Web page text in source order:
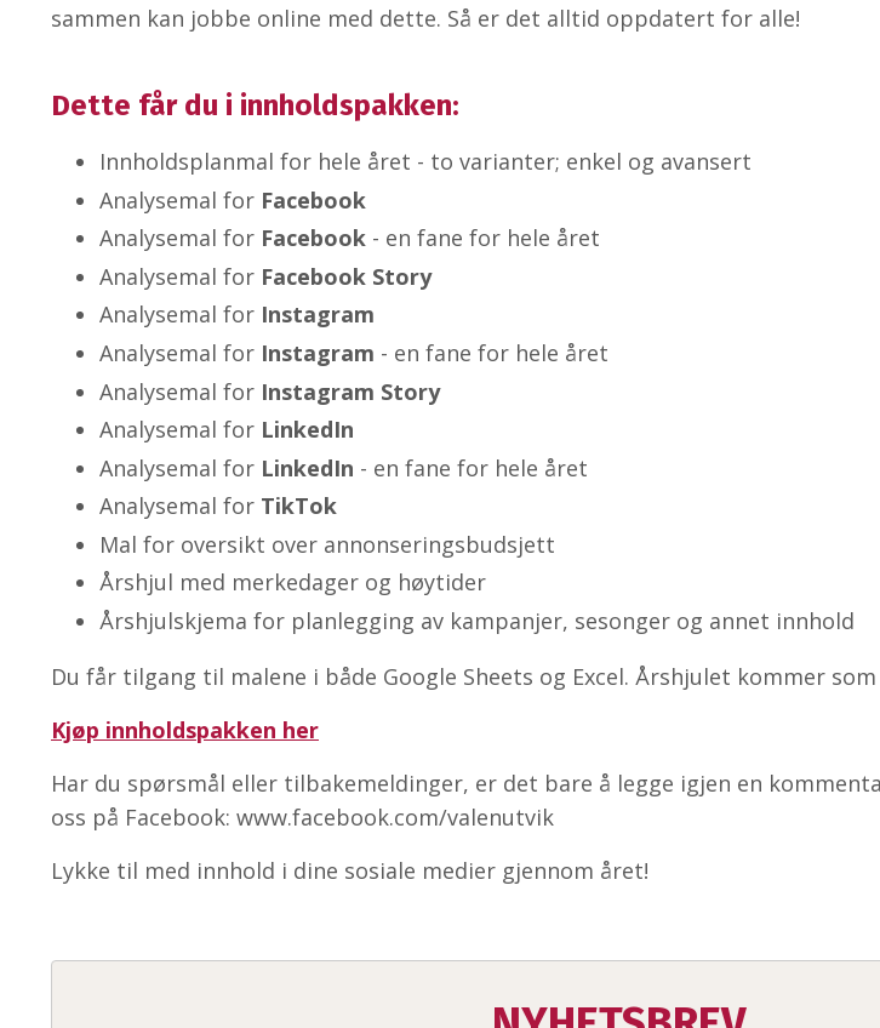
sammen kan jobbe online med dette. Så er det alltid oppdatert for alle!
Dette får du i innholdspakken:
Innholdsplanmal for hele året - to varianter; enkel og avansert
Analysemal for Facebook
Analysemal for Facebook - en fane for hele året
Analysemal for Facebook Story
Analysemal for Instagram
Analysemal for Instagram - en fane for hele året
Analysemal for Instagram Story
Analysemal for LinkedIn
Analysemal for LinkedIn - en fane for hele året
Analysemal for TikTok
Mal for oversikt over annonseringsbudsjett
Årshjul med merkedager og høytider
Årshjulskjema for planlegging av kampanjer, sesonger og annet innhold
Du får tilgang til malene i både Google Sheets og Excel. Årshjulet kommer
Kjøp innholdspakken her
Har du spørsmål eller tilbakemeldinger, er det bare å legge igjen en
oss på Facebook: www.facebook.com/valenutvik
Lykke til med innhold i dine sosiale medier gjennom året!